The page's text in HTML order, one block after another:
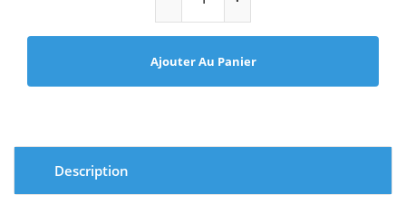
Ajouter Au Panier
Description